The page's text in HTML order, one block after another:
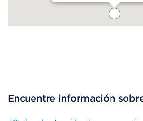
Encuentre información